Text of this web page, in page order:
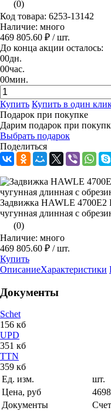
(0)
Код товара: 6253-13142
Наличие: много
469 805.60 ₽ / шт.
До конца акции осталось:
00дн.
00час.
00мин.
Купить Купить в один
Подарок при покупке
Дарим подарок при
Выбрать подарок
Поделиться
Задвижка HAWLE 4700Е2
чугунная длинная с
(0)
Наличие: много
469 805.60 ₽ / шт.
Купить
ОписаниеХарактеристики
Документы
Schet
156 кб
UPD
351 кб
TTN
359 кб
Ед. изм.
шт.
Цена, руб
Документы